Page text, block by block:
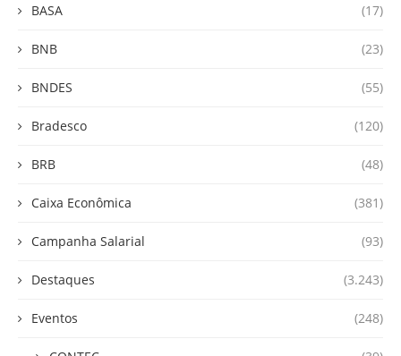
BASA (17)
BNB (23)
BNDES (55)
Bradesco (120)
BRB (48)
Caixa Econômica (381)
Campanha Salarial (93)
Destaques (3.243)
Eventos (248)